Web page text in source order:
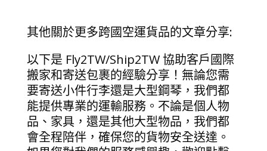
其他關於更多跨國空運貨品的文章分享:
以下是 Fly2TW/Ship2TW 協助客戶國際
搬家和寄送包裹的經驗分享！無論您需
要寄送小件行李還是大型鋼琴，我們都
能提供專業的運輸服務。不論是個人物
品、家具，還是其他大型物品，我們都
會全程陪伴，確保您的貨物安全送達。